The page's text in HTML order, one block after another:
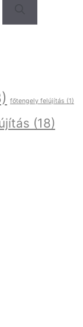
főtengely felújítás (1)
(18)